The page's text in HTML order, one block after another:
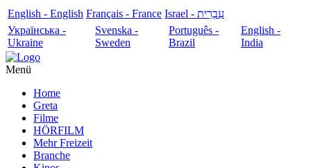
English - English Français - France
עִבְרִית - Israel
Українська -
Ukraine
Svenska -
Sweden
Português -
Brazil
English -
India
Menü
Home
Greta
Filme
HÖRFILM
Mehr Freizeit
Branche